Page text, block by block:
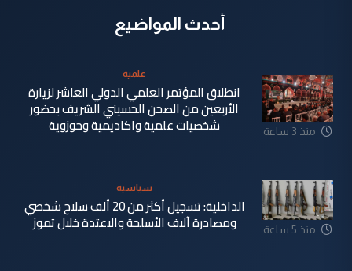
أحدث المواضيع
منذ 3 ساعة
علمية
انطلاق المؤتمر العلمي الدولي العاشر لزيارة
الأربعين من الصحن الحسيني الشريف بحضور
شخصيات علمية واكاديمية وحوزوية
منذ 5 ساعة
سياسية
الداخلية: تسجيل أكثر من 20 ألف سلاح شخصي
ومصادرة آلاف الأسلحة والاعتدة خلال تموز